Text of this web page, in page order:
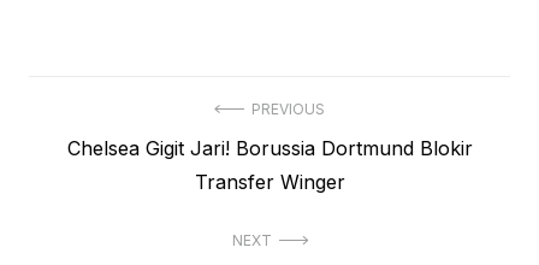
pos
PREVIOUS
Previous
Chelsea Gigit Jari! Borussia Dortmund Blokir
Transfer Winger
NEXT